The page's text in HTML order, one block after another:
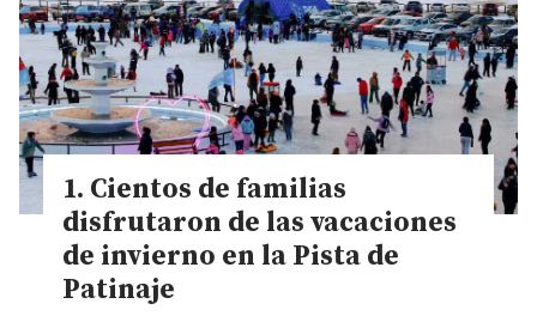
Cientos de familias
disfrutaron de las vacaciones
de invierno en la Pista de
Patinaje